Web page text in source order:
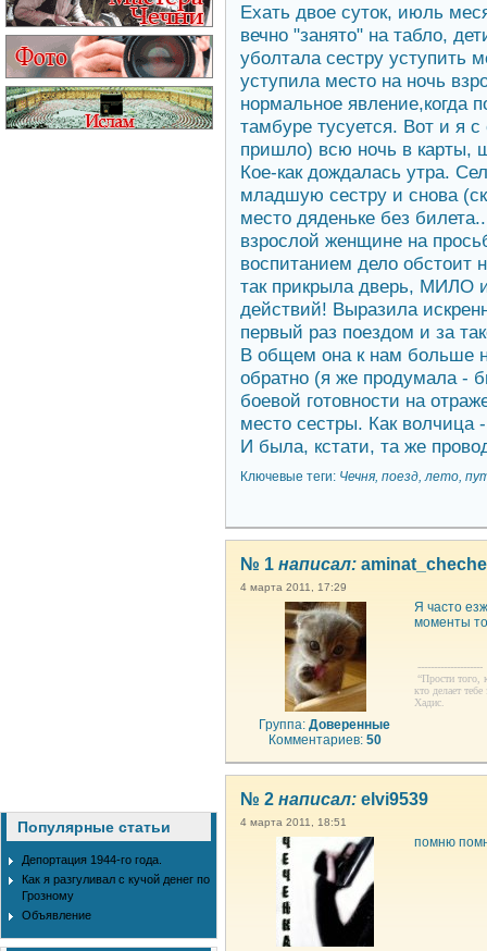
Популярные статьи
Депортация 1944-го года.
Как я разгуливал с кучой денег по
Грозному
Объявление
Ехать двое суток, июль
вечно "занято" на табло,
уболтала сестру уступить
уступила место на ночь
нормальное явление,когда
тамбуре тусуется. Вот и я с
пришло) всю ночь в карты,
Кое-как дождалась утра.
младшую сестру и снова
место дяденьке без
взрослой женщине на
воспитанием дело обстоит
так прикрыла дверь,
действий! Выразила
первый раз поездом и за
В общем она к нам больше
обратно (я же продумала -
боевой готовности на
место сестры. Как волчица
И была, кстати, та же
Ключевые теги: Чечня, поезд, лето,
№ 1 написал:
4 марта 2011, 17:29
Группа:Доверенные
Комментариев: 50
Я часто
моменты
--------------------
“Прости того,
кто делает
Хадис.
№ 2 написал: elvi9539
4 марта 2011, 18:51
помню